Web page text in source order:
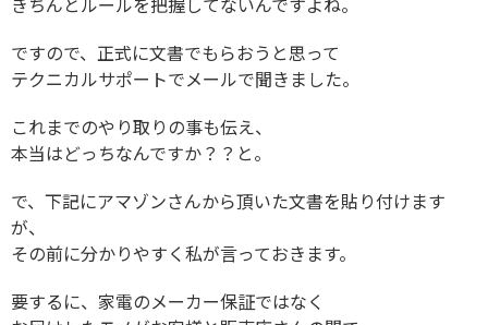
きちんとルールを把握してないんですよね。
ですので、正式に文書でもらおうと思って
テクニカルサポートでメールで聞きました。
これまでのやり取りの事も伝え、
本当はどっちなんですか？？と。
で、下記にアマゾンさんから頂いた文書を貼り付けます
が、
その前に分かりやすく私が言っておきます。
要するに、家電のメーカー保証ではなく